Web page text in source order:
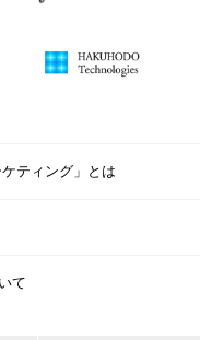
ケティング」とは
て